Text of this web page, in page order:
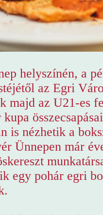
helyszínén, a
az Egri
majd az U21-es
is nézhetik a
Ünnepen már
egy pohár egri